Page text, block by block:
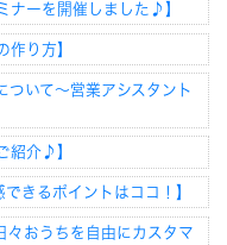
ナーを開催しました♪】
作り方】
ついて～営業アシスタント
紹介♪】
きるポイントはココ！】
々おうちを自由にカスタマ